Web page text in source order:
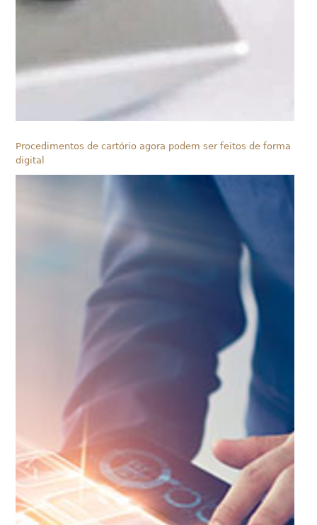
Procedimentos de cartório agora podem ser feitos de forma
digital